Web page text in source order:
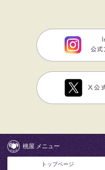
桃屋 メニュー
トップページ